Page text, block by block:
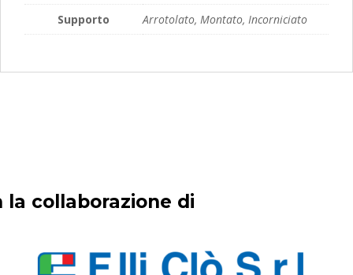
Supporto Arrotolato, Montato, Incorniciato
la collaborazione di